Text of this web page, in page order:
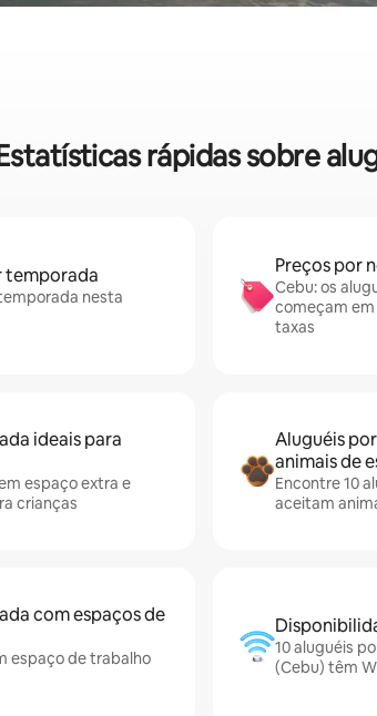
rápidas sobre
temporada
nesta
Preços por
Cebu: os
começam em
taxas
ideais para
espaço extra e
crianças
Aluguéis
animais de
Encontre 10
aceitam
com espaços de
espaço de trabalho
10 aluguéis
(Cebu) têm